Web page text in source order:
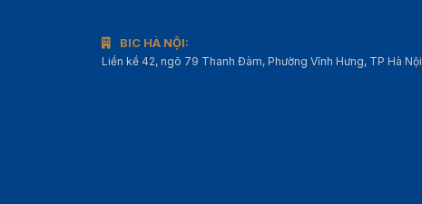
BIC HÀ NỘI:
Liền kề 42, ngõ 79 Thanh Đàm, Phường Vĩnh Hưng, TP Hà Nội